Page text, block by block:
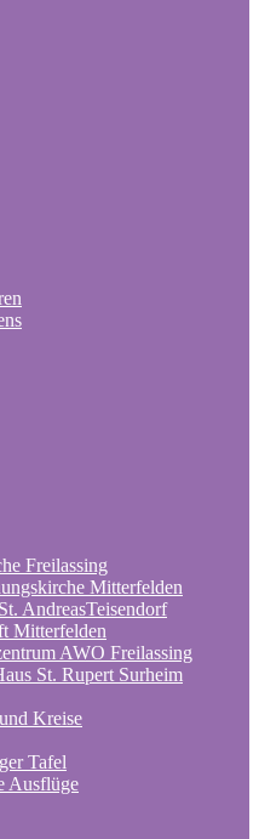
Freilassing
Mitterfelden
AndreasTeisendorf
Mitterfelden
AWO Freilassing
St. Rupert Surheim
Kreise
Tafel
Ausflüge